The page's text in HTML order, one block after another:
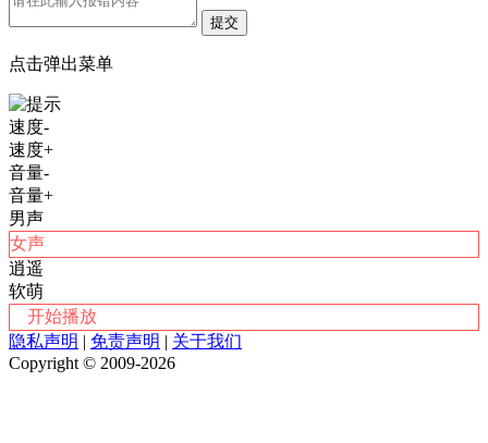
提交
点击弹出菜单
速度-
速度+
音量-
音量+
男声
女声
逍遥
软萌
开始播放
隐私声明 | 免责声明 | 关于我们
Copyright © 2009-2026